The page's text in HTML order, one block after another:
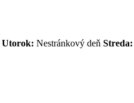
Utorok: Nestránkový deň Streda: